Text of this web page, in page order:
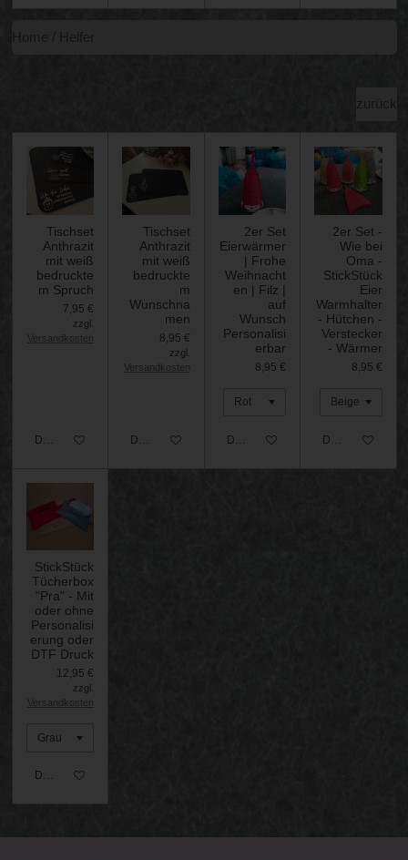
Tischset
Anthrazit
mit weiß
bedruckte
m Spruch
7,95 €
zzgl.
Versandkosten
Details anzeigen
Tischset
Anthrazit
mit weiß
bedruckte
m
Wunschna
men
8,95 €
zzgl.
Versandkosten
Details anzeigen
2er Set
Eierwärmer
| Frohe
Weihnacht
en | Filz |
auf
Wunsch
Personalisi
erbar
8,95 €
Details anzeigen
2er Set -
Wie bei
Oma -
StickStück
Eier
Warmhalter
- Hütchen -
Verstecker
- Wärmer
8,95 €
Details anzeigen
StickStück
Tücherbox
"Pra" - Mit
oder ohne
Personalisi
erung oder
DTF Druck
12,95 €
zzgl.
Versandkosten
Details anzeigen